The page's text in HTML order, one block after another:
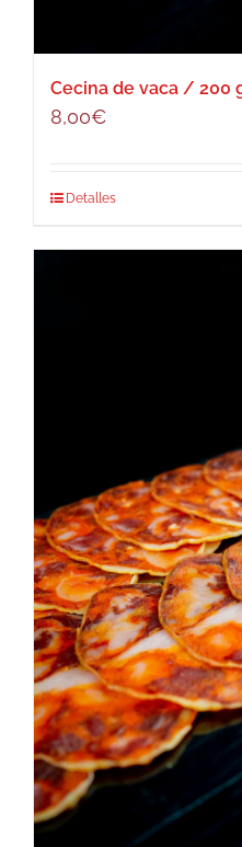
Cecina de vaca / 200
8,00€
Detalles